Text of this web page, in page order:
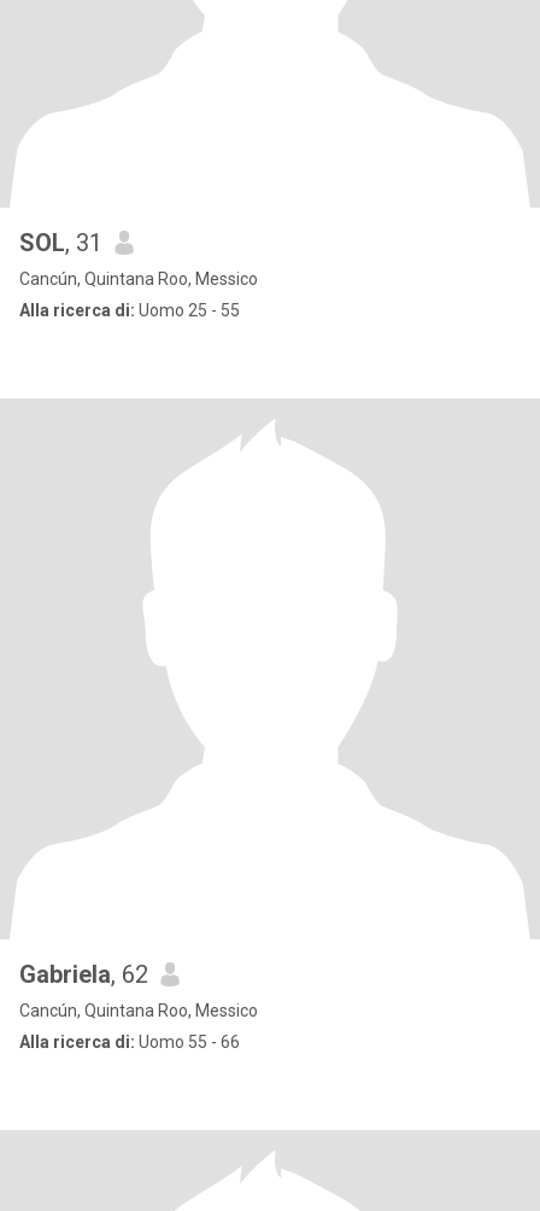
SOL, 31
Cancún, Quintana Roo, Messico
Alla ricerca di: Uomo 25 - 55
Gabriela, 62
Cancún, Quintana Roo, Messico
Alla ricerca di: Uomo 55 - 66